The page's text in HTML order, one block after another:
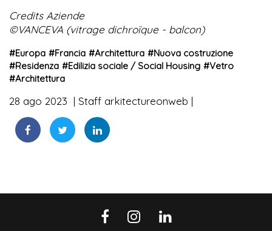
Credits Aziende
©VANCEVA (vitrage dichroïque - balcon)
#Europa #Francia #Architettura #Nuova costruzione
#Residenza #Edilizia sociale / Social Housing #Vetro
#Architettura
28 ago 2023 Staff arkitectureonweb